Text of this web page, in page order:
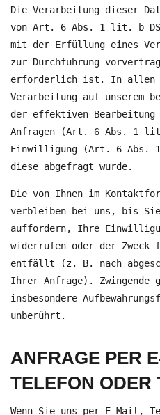
Die Verarbeitung dieser
von Art. 6 Abs. 1 lit. b
mit der Erfüllung eines
zur Durchführung
erforderlich ist. In allen
Verarbeitung auf unserem
der effektiven
Anfragen (Art. 6 Abs. 1
Einwilligung (Art. 6 Abs.
diese abgefragt wurde.
Die von Ihnen im
verbleiben bei uns, bis Sie
auffordern, Ihre
widerrufen oder der Zweck
entfällt (z. B. nach
Ihrer Anfrage). Zwingende
insbesondere
unberührt.
ANFRAGE PER
TELEFON ODER
Wenn Sie uns per E-Mail,